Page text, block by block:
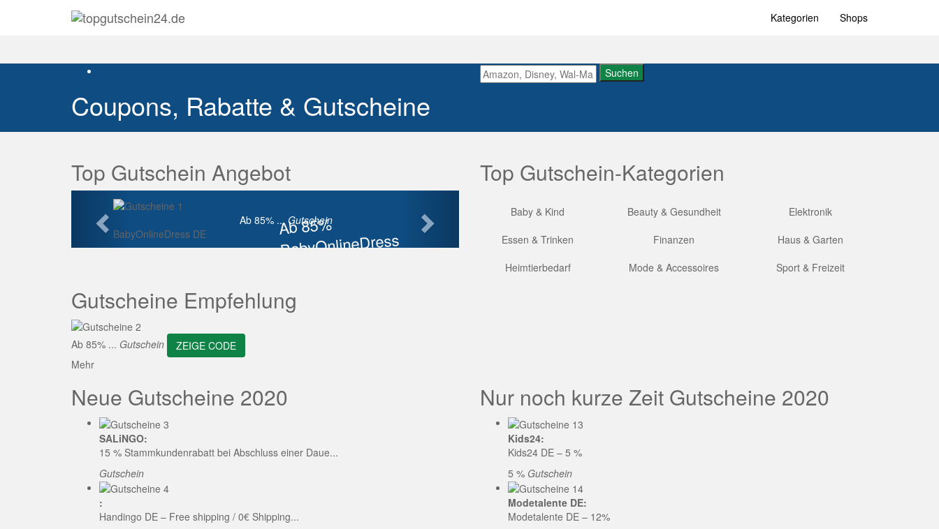
Kategorien Shops
Coupons, Rabatte & Gutscheine
Suchen
Top Gutschein Angebot
Ab 85%
BabyOnlineDress
ZEIGE CODE
Ab 85% ... Gutschein
BabyOnlineDress DE
Vorherige
Top Gutschein-Kategorien
Baby & Kind Beauty & Gesundheit
Elektronik
Essen & Trinken
Finanzen
Haus & Garten
Heimtierbedarf
Mode & Accessoires Sport & Freizeit
Gutscheine Empfehlung
Ab 85% ... Gutschein
ZEIGE CODE
Mehr
Neue Gutscheine 2020
SALiNGO:
15 % Stammkundenrabatt bei Abschluss einer Daue...
Gutschein
:
Handingo DE – Free shipping / 0€ Shipping...
Nur noch kurze Zeit Gutscheine 2020
Kids24:
Kids24 DE – 5 %
5 % Gutschein
Modetalente DE:
Modetalente DE – 12%